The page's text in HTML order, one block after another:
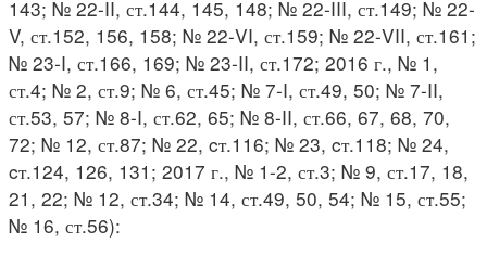
143; № 22-II, ст.144, 145, 148; № 22-III, ст.149; № 22-
V, ст.152, 156, 158; № 22-VI, ст.159; № 22-VII, ст.161;
№ 23-I, ст.166, 169; № 23-II, ст.172; 2016 г., № 1,
ст.4; № 2, ст.9; № 6, ст.45; № 7-I, ст.49, 50; № 7-II,
ст.53, 57; № 8-I, ст.62, 65; № 8-II, ст.66, 67, 68, 70,
72; № 12, ст.87; № 22, cт.116; № 23, cт.118; № 24,
cт.124, 126, 131; 2017 г., № 1-2, ст.3; № 9, ст.17, 18,
21, 22; № 12, ст.34; № 14, ст.49, 50, 54; № 15, ст.55;
№ 16, ст.56):